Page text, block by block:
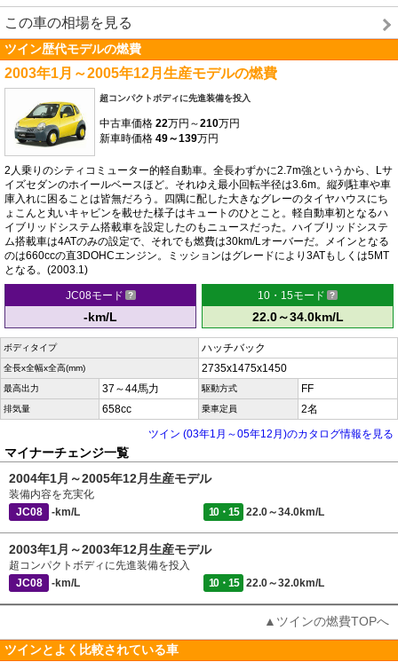
この車の相場を見る
ツイン歴代モデルの燃費
2003年1月～2005年12月生産モデルの燃費
超コンパクトボディに先進装備を投入
中古車価格 22万円～210万円
新車時価格 49～139万円
2人乗りのシティコミューター的軽自動車。全長わずかに2.7m強というから、Lサ
イズセダンのホイールベースほど。それゆえ最小回転半径は3.6m。縦列駐車や車
庫入れに困ることは皆無だろう。四隅に配した大きなグレーのタイヤハウスにち
ょこんと丸いキャビンを載せた様子はキュートのひとこと。軽自動車初となるハ
イブリッドシステム搭載車を設定したのもニュースだった。ハイブリッドシステ
ム搭載車は4ATのみの設定で、それでも燃費は30km/Lオーバーだ。メインとなる
のは660ccの直3DOHCエンジン。ミッションはグレードにより3ATもしくは5MT
となる。(2003.1)
JC08モード
-km/L
10・15モード
22.0～34.0km/L
ボディタイプ ハッチバック
全長x全幅x全高(mm) 2735x1475x1450
最高出力 37～44馬力 駆動方式 FF
排気量 658cc 乗車定員
2名
ツイン (03年1月～05年12月)のカタログ情報を見る
マイナーチェンジ一覧
2004年1月～2005年12月生産モデル
装備内容を充実化
JC08
-km/L 10・15 22.0～34.0km/L
2003年1月～2003年12月生産モデル
超コンパクトボディに先進装備を投入
JC08
-km/L 10・15 22.0～32.0km/L
▲ツインの燃費TOPへ
ツインとよく比較されている車